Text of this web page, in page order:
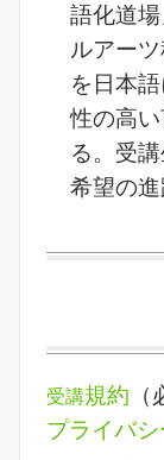
語化道
ルアー
を日本
性の高
る。受
希望の進
受講規約
プライバ